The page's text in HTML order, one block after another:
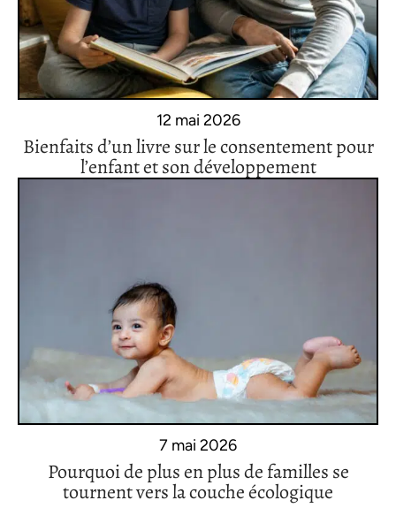
12 mai 2026
Bienfaits d’un livre sur le consentement pour
l’enfant et son développement
7 mai 2026
Pourquoi de plus en plus de familles se
tournent vers la couche écologique